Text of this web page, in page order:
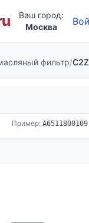
Ваш город:
Москва
фильтр/
Пример: A6511800109